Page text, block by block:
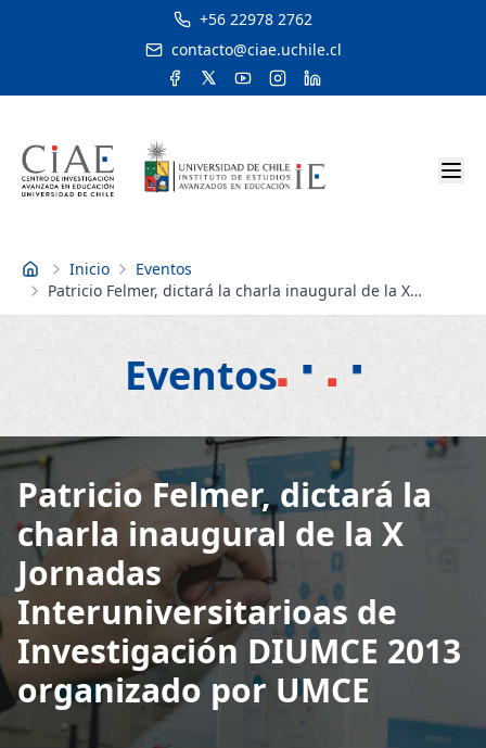
+56 22978 2762
contacto@ciae.uchile.cl
Inicio Inicio
Eventos
Patricio Felmer, dictará la charla inaugural de la X
Jornadas Interuniversitarioas de Investigación DIUMCE
Eventos
Patricio Felmer, dictará la
charla inaugural de la X
Jornadas
Interuniversitarioas de
Investigación DIUMCE 2013
organizado por UMCE